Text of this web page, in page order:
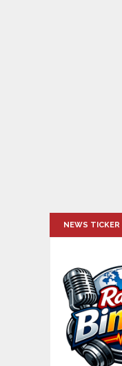
NEWS TICKER